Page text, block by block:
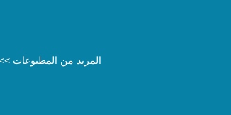
المزيد من المطبوعات